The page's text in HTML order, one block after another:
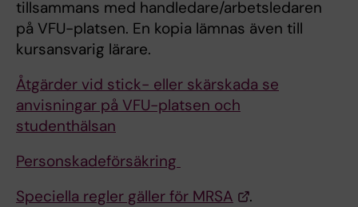
tillsammans med handledare/arbetsledaren
på VFU-platsen. En kopia lämnas även till
kursansvarig lärare.
Åtgärder vid stick- eller skärskada se
anvisningar på VFU-platsen och
studenthälsan
Personskadeförsäkring
Speciella regler gäller för MRSA
.